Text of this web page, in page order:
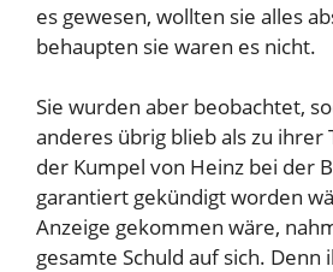
es gewesen, wollten sie alles
behaupten sie waren es nicht.
Sie wurden aber beobachtet,
anderes übrig blieb als zu ihrer
der Kumpel von Heinz bei der
garantiert gekündigt worden
Anzeige gekommen wäre,
gesamte Schuld auf sich. Denn